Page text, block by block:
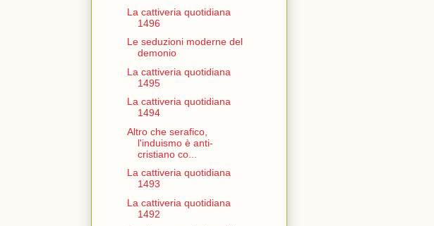
La cattiveria quotidiana
1496
Le seduzioni moderne del
demonio
La cattiveria quotidiana
1495
La cattiveria quotidiana
1494
Altro che serafico,
l'induismo è anti-
cristiano co...
La cattiveria quotidiana
1493
La cattiveria quotidiana
1492